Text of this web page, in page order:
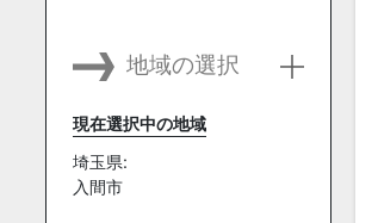
地域の選択
現在選択中の地域
埼玉県:
入間市